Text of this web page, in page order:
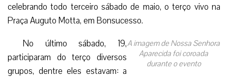
celebrando todo terceiro sábado de maio, o terço vivo na
Praça Auguto Motta, em Bonsucesso.
A imagem de Nossa Senhora
Aparecida foi coroada
durante o evento
No último sábado, 19,
participaram do terço diversos
grupos, dentre eles estavam: a